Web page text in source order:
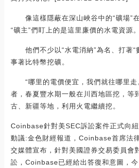
像這樣隱蔽在深山峽谷中的“礦場”在
“礦主”們盯上的是這里廉價的水電資源。
他們不少以“水電消納”為名、打著“
事著比特幣挖礦。
“哪里的電價便宜，我們就往哪里走
者，春夏豐水期一般在川西地區挖，等
古、新疆等地，利用火電繼續挖。
Coinbase針對美SEC訴訟案件正式向
動議:金色財經報道，Coinbase首席法
交媒體宣布，針對美國證券交易委員會
訟，Coinbase已經給出答復和意圖，